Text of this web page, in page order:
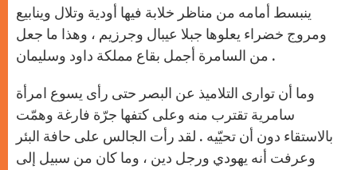
ينبسط أمامه من مناظر خلابة فيها أودية وتلال وينابيع
ومروج خضراء يعلوها جبلا عيبال وجرزيم ، وهذا ما جعل
من السامرة أجمل بقاع مملكة داود وسليمان .
وما أن توارى التلاميذ عن البصر حتى رأى يسوع امرأة
سامرية تقترب منه وعلى كتفها جرّة فارغة وهمّت
بالاستقاء دون أن تحيّيه . لقد رأت الجالس على حافة البئر
وعرفت أنه يهودي ورجل دين ، وما كان من سبيل إلى